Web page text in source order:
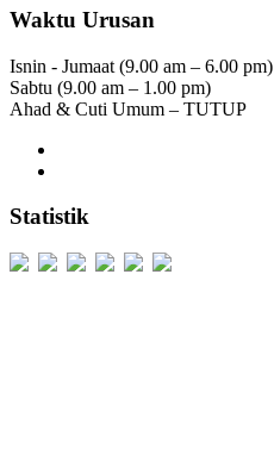
Waktu Urusan
Isnin - Jumaat (9.00 am – 6.00 pm)
Sabtu (9.00 am – 1.00 pm)
Ahad & Cuti Umum – TUTUP
Statistik